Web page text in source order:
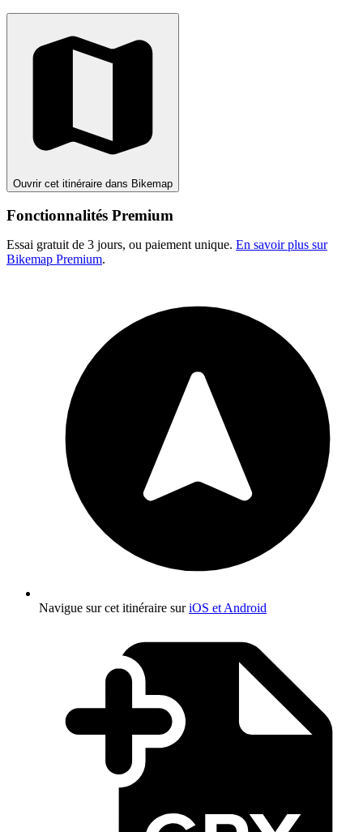
Ouvrir cet itinéraire dans Bikemap
Fonctionnalités Premium
Essai gratuit de 3 jours, ou paiement unique. En savoir plus sur
Bikemap Premium.
Navigue sur cet itinéraire suriOS et Android